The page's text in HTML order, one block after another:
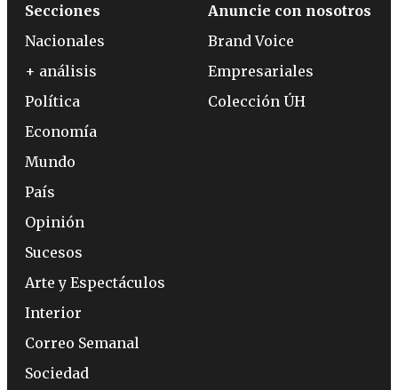
Secciones
Nacionales
+ análisis
Política
Economía
Mundo
País
Opinión
Sucesos
Arte y Espectáculos
Interior
Correo Semanal
Sociedad
Anuncie con nosotros
Brand Voice
Empresariales
Colección ÚH